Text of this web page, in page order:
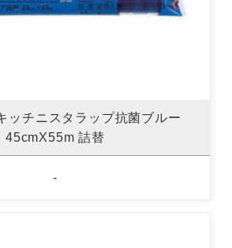
ッチニスタラップ抗菌ブルー
45cmX55m 詰替
-